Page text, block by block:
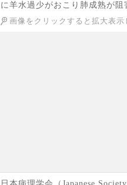
に羊水過少がおこり肺成熟が阻
画像をクリックすると拡大表示